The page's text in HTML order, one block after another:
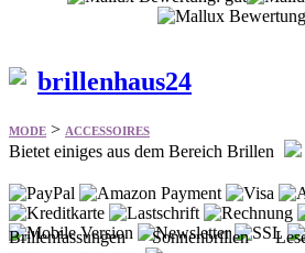
brillenhaus24
MODE > ACCESSOIRES
Bietet einiges aus dem Bereich Brillen
Brillenfassungen Sonnenbrillen